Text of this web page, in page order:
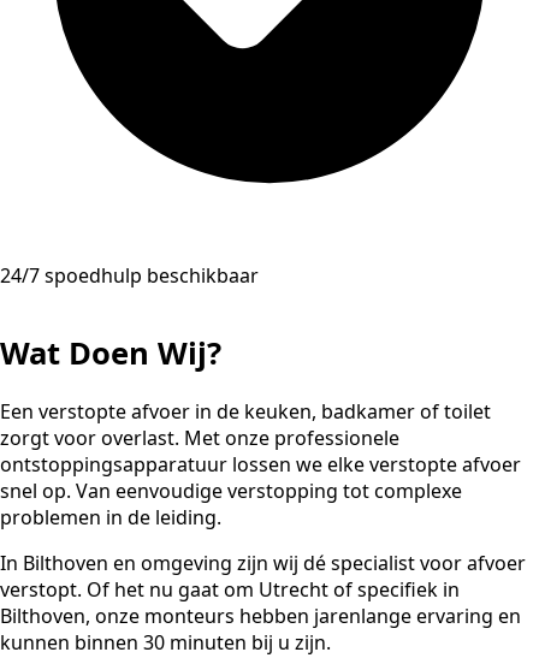
24/7 spoedhulp beschikbaar
Wat Doen Wij?
Een verstopte afvoer in de keuken, badkamer of toilet
zorgt voor overlast. Met onze professionele
ontstoppingsapparatuur lossen we elke verstopte afvoer
snel op. Van eenvoudige verstopping tot complexe
problemen in de leiding.
In Bilthoven en omgeving zijn wij dé specialist voor afvoer
verstopt. Of het nu gaat om Utrecht of specifiek in
Bilthoven, onze monteurs hebben jarenlange ervaring en
kunnen binnen 30 minuten bij u zijn.